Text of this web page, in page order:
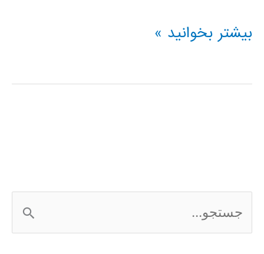
فیلم
کلمنتاین
بیشتر بخوانید »
س